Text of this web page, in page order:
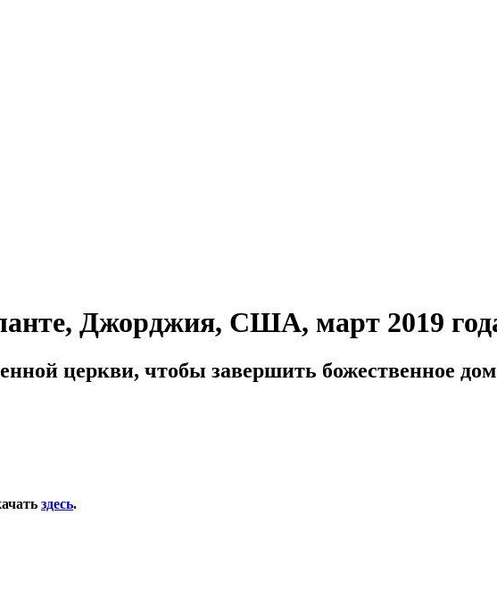
Джорджия, США, март 2019
церкви, чтобы завершить божественное
здесь.